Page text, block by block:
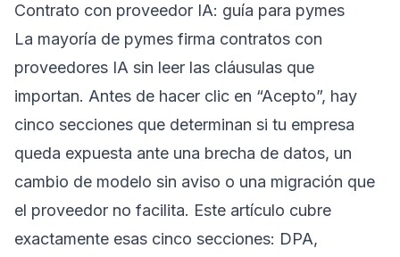
Contrato con proveedor IA: guía para pymes
La mayoría de pymes firma contratos con
proveedores IA sin leer las cláusulas que
importan. Antes de hacer clic en “Acepto”, hay
cinco secciones que determinan si tu empresa
queda expuesta ante una brecha de datos, un
cambio de modelo sin aviso o una migración que
el proveedor no facilita. Este artículo cubre
exactamente esas cinco secciones: DPA,